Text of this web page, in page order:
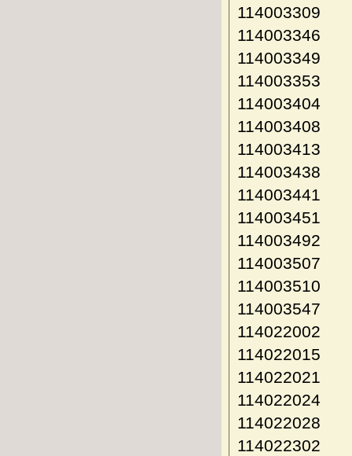
114003309
114003346
114003349
114003353
114003404
114003408
114003413
114003438
114003441
114003451
114003492
114003507
114003510
114003547
114022002
114022015
114022021
114022024
114022028
114022302